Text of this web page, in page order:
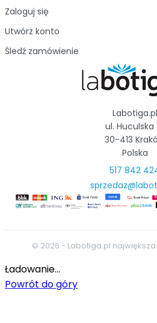
Zaloguj się
Utwórz konto
Śledź zamówienie
Labotiga.pl
ul. Huculska
30-413
Polska
517 842
© 2026 - Labotiga.pl
Ładowanie...
Powrót do góry